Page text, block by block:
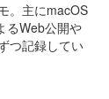
。主にmacOS
るWeb公開や
つ記録してい